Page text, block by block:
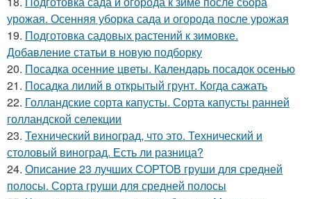
урожая. Осенняя уборка сада и огорода после урожая
19. Подготовка садовых растений к зимовке.
Добавление статьи в новую подборку
20. Посадка осенние цветы. Календарь посадок осенью
21. Посадка лилий в открытый грунт. Когда сажать
22. Голландские сорта капусты. Сорта капусты ранней
голландской селекции
23. Технический виноград, что это. Технический и
столовый виноград. Есть ли разница?
24. Описание 23 лучших СОРТОВ груши для средней
полосы. Сорта груши для средней полосы